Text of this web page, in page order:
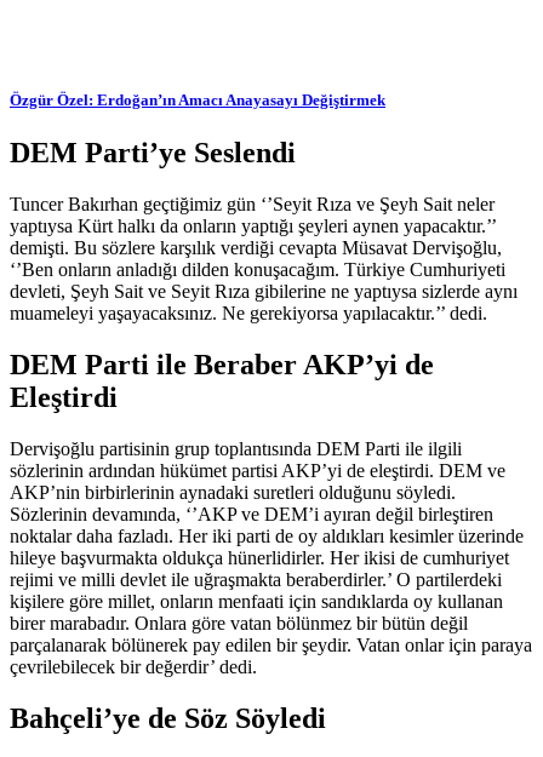
Özgür Özel: Erdoğan’ın Amacı Anayasayı Değiştirmek
DEM Parti’ye Seslendi
Tuncer Bakırhan geçtiğimiz gün ‘’Seyit Rıza ve Şeyh Sait neler
yaptıysa Kürt halkı da onların yaptığı şeyleri aynen yapacaktır.’’
demişti. Bu sözlere karşılık verdiği cevapta Müsavat Dervişoğlu,
‘’Ben onların anladığı dilden konuşacağım. Türkiye Cumhuriyeti
devleti, Şeyh Sait ve Seyit Rıza gibilerine ne yaptıysa sizlerde aynı
muameleyi yaşayacaksınız. Ne gerekiyorsa yapılacaktır.’’ dedi.
DEM Parti ile Beraber AKP’yi de
Eleştirdi
Dervişoğlu partisinin grup toplantısında DEM Parti ile ilgili
sözlerinin ardından hükümet partisi AKP’yi de eleştirdi. DEM ve
AKP’nin birbirlerinin aynadaki suretleri olduğunu söyledi.
Sözlerinin devamında, ‘’AKP ve DEM’i ayıran değil birleştiren
noktalar daha fazladı. Her iki parti de oy aldıkları kesimler üzerinde
hileye başvurmakta oldukça hünerlidirler. Her ikisi de cumhuriyet
rejimi ve milli devlet ile uğraşmakta beraberdirler.’ O partilerdeki
kişilere göre millet, onların menfaati için sandıklarda oy kullanan
birer marabadır. Onlara göre vatan bölünmez bir bütün değil
parçalanarak bölünerek pay edilen bir şeydir. Vatan onlar için paraya
çevrilebilecek bir değerdir’ dedi.
Bahçeli’ye de Söz Söyledi